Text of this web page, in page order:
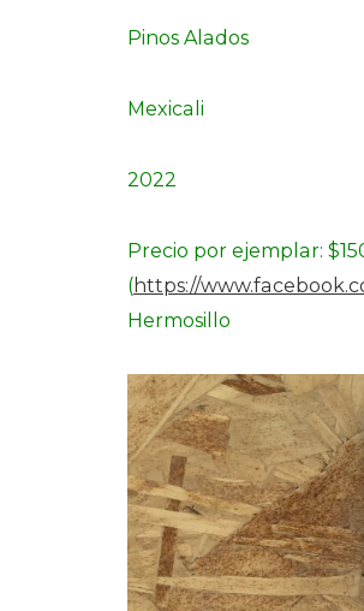
Pinos Alados
Mexicali
2022
Precio por ejemplar:
(https://
Hermosillo